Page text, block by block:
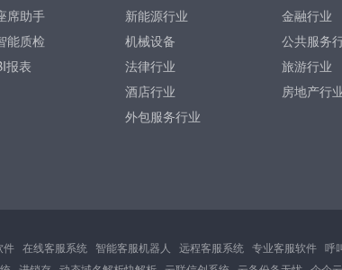
席助手
能质检
报表
新能源行业
机械设备
法律行业
酒店行业
外包服务行业
金融行业
公共服务
旅游行业
房地产行
件 在线客服系统 智能客服机器人 远程客服系统 专业客服软件 呼